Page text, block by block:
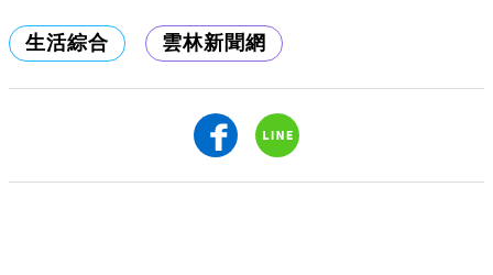
生活綜合 雲林新聞網